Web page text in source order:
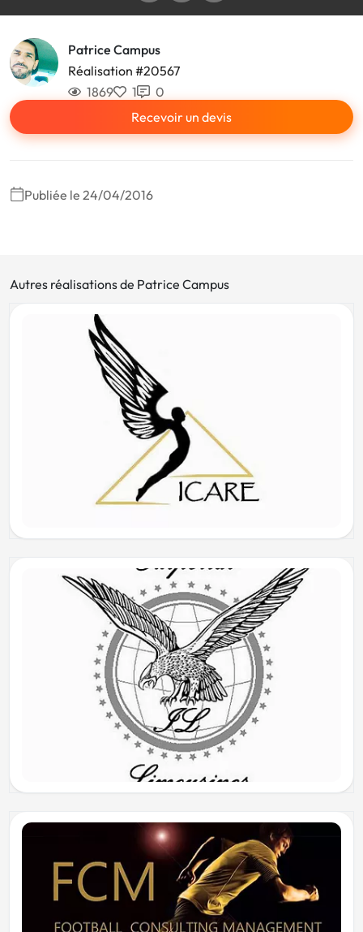
Patrice Campus
Réalisation #20567
1869
1
0
Recevoir un devis
Publiée le 24/04/2016
Autres réalisations de Patrice Campus